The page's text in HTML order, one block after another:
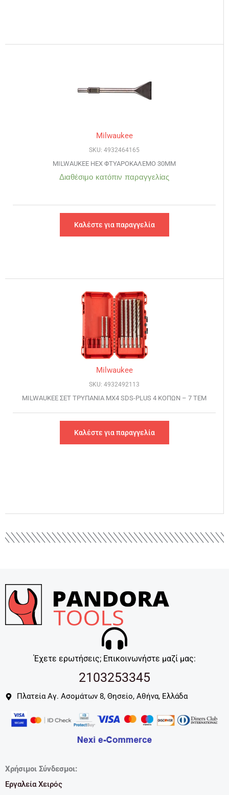
Milwaukee
SKU: 4932464165
MILWAUKEE HEX ΦΤΥΑΡΟΚΑΛΕΜΟ 30MM
Διαθέσιμο κατόπιν παραγγελίας
Καλέστε για παραγγελία
Milwaukee
SKU: 4932492113
MILWAUKEE ΣET ΤΡΥΠΑΝΙΑ ΜΧ4 SDS-PLUS 4 ΚΟΠΩΝ – 7 ΤΕΜ
Καλέστε για παραγγελία
Έχετε ερωτήσεις; Επικοινωνήστε μαζί μας:
2103253345
Πλατεία Αγ. Ασομάτων 8, Θησείο, Αθήνα, Ελλάδα
Χρήσιμοι Σύνδεσμοι:
Εργαλεία Χειρός